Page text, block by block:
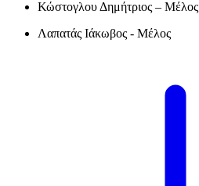
Κώστογλου Δημήτριος – Μέλος
Λαπατάς Ιάκωβος - Μέλος